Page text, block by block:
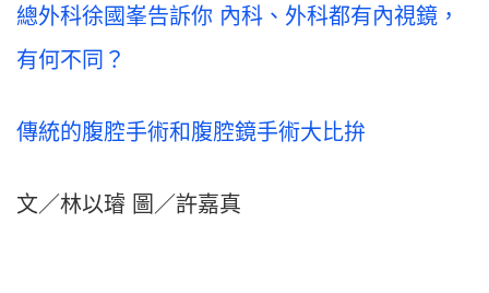
總外科徐國峯告訴你 內科、外科都有內視鏡，
有何不同？
傳統的腹腔手術和腹腔鏡手術大比拚
文／林以璿 圖／許嘉真